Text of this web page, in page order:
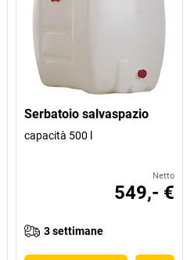
Serbatoio salvaspazio
capacità 500 l
Netto
549,- €
3 settimane